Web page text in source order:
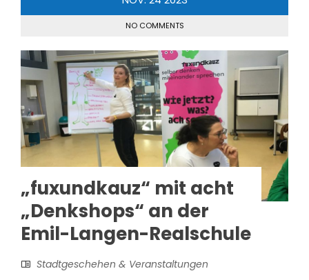
NO COMMENTS
„fuxundkauz“ mit acht
„Denkshops“ an der
Emil-Langen-Realschule
Stadtgeschehen & Veranstaltungen